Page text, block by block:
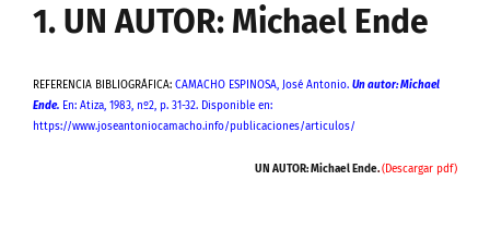
más
grande
1. UN AUTOR: Michael Ende
REFERENCIA BIBLIOGRÁFICA:CAMACHO ESPINOSA, José Antonio. Un autor: Michael
Ende. En: Atiza, 1983, nº2, p. 31-32. Disponible en:
https://www.joseantoniocamacho.info/publicaciones/articulos/
UN AUTOR: Michael Ende.(Descargar pdf)